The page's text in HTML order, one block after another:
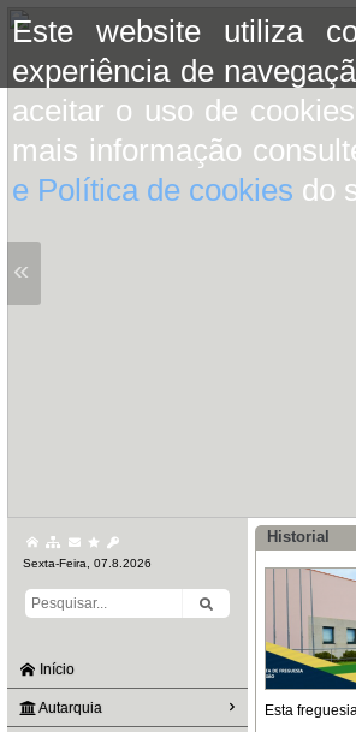
Este website utiliza
experiência de
aceitar o uso de
mais informação
e Política de cookies do
«
Sexta-Feira, 07.8.2026
Início
Autarquia
Historial
Esta